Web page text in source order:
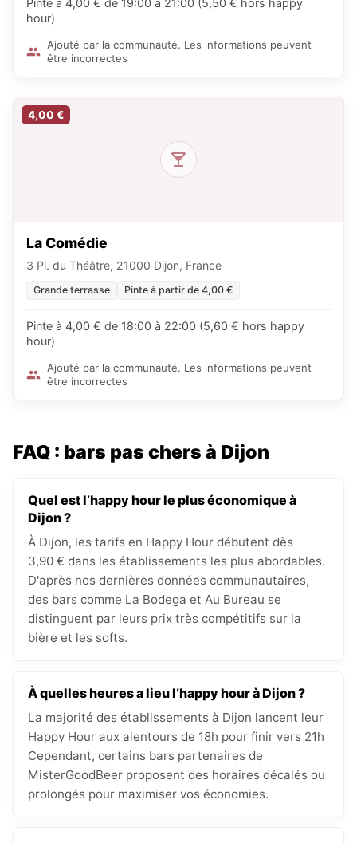
Pinte à 4,00 € de 19:00 à 21:00 (5,50 € hors happy
hour)
Ajouté par la communauté. Les informations peuvent
être incorrectes
4,00 €
La Comédie
3 Pl. du Théâtre, 21000 Dijon, France
Grande terrasse Pinte à partir de 4,00 €
Pinte à 4,00 € de 18:00 à 22:00 (5,60 € hors happy
hour)
Ajouté par la communauté. Les informations peuvent
être incorrectes
FAQ : bars pas chers à Dijon
Quel est l’happy hour le plus économique à
Dijon ?
À Dijon, les tarifs en Happy Hour débutent dès
3,90 € dans les établissements les plus abordables.
D'après nos dernières données communautaires,
des bars comme La Bodega et Au Bureau se
distinguent par leurs prix très compétitifs sur la
bière et les softs.
À quelles heures a lieu l’happy hour à Dijon ?
La majorité des établissements à Dijon lancent leur
Happy Hour aux alentours de 18h pour finir vers 21h
Cependant, certains bars partenaires de
MisterGoodBeer proposent des horaires décalés ou
prolongés pour maximiser vos économies.